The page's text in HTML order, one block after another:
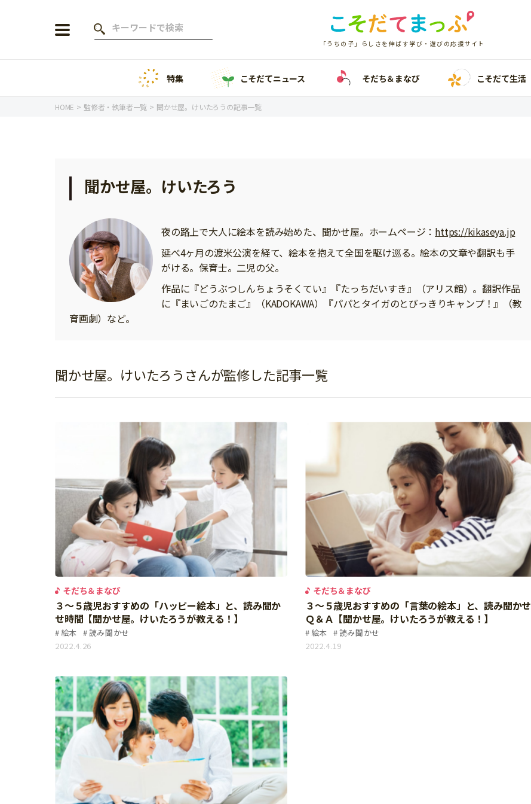
「うちの子」らしさを伸ばす学び・遊びの応援サイト
1歳
年長
小学1年生
小学2年生
小学3年生
小学4年生
小学6年生
こそだてニュース
イベント
そだち＆まなび
ワーク・ドリル
幼稚園・保育園
科学・プログラミング
運動・あそび・ゲーム
習い事
知育
行事・イベント
家族
マネー
「こそだてまっぷ」とは
サイトのご利⽤にあたって
特集 こそだてニュース そだち＆まなび こそだて生活
HOME 監修者・執筆者一覧 聞かせ屋。けいたろうの記事一覧
聞かせ屋。けいたろう
夜の路上で大人に絵本を読み始めた、聞かせ屋。ホームページ： https://kikaseya.jp
延べ4ヶ月の渡米公演を経て、絵本を抱えて全国を駆け巡る。絵本の文章や翻訳も手
がける。保育士。二児の父。
作品に『どうぶつしんちょうそくてい』『たっちだいすき』（アリス館）。翻訳作品
に『まいごのたまご』（KADOKAWA）『パパとタイガのとびっきりキャンプ！』（教
育画劇）など。
聞かせ屋。けいたろうさんが監修した記事一覧
そだち＆まなび
３～５歳児おすすめの「ハッピー絵本」と、読み聞か
せ時間【聞かせ屋。けいたろうが教える！】
絵本
読み聞かせ
2022.4.26
そだち＆まなび
３～５歳児おすすめの「言葉の絵本」と、読み聞かせ
Ｑ＆Ａ【聞かせ屋。けいたろうが教える！】
絵本
読み聞かせ
2022.4.19